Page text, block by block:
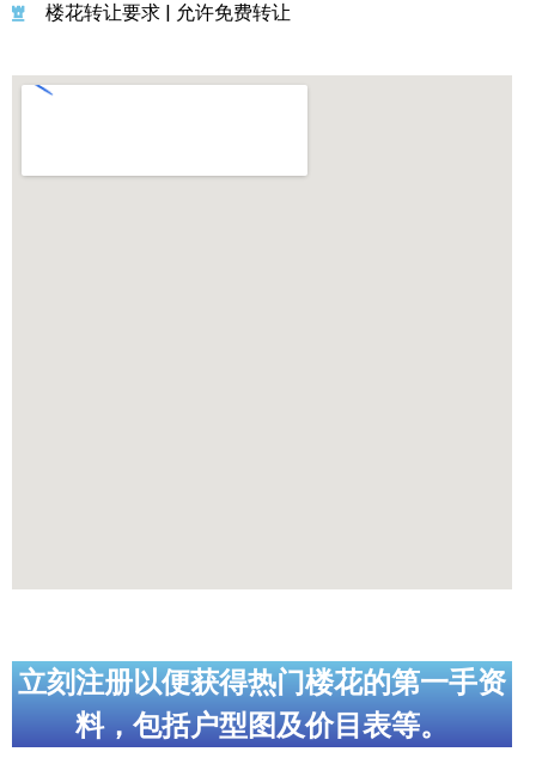
楼花转让要求 | 允许免费转让
立刻注册以便获得热门楼花的第一手资
料，包括户型图及价目表等。